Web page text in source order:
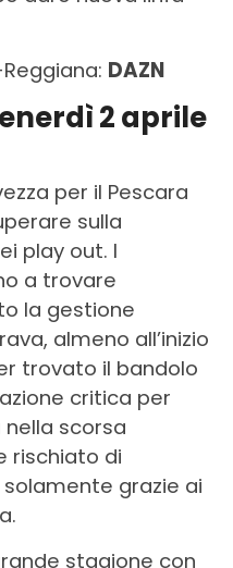
DAZN
2 aprile
per il Pescara
sulla
play out. I
a trovare
la gestione
almeno all’inizio
trovato il bandolo
critica per
scorsa
rischiato di
grazie ai
stagione con